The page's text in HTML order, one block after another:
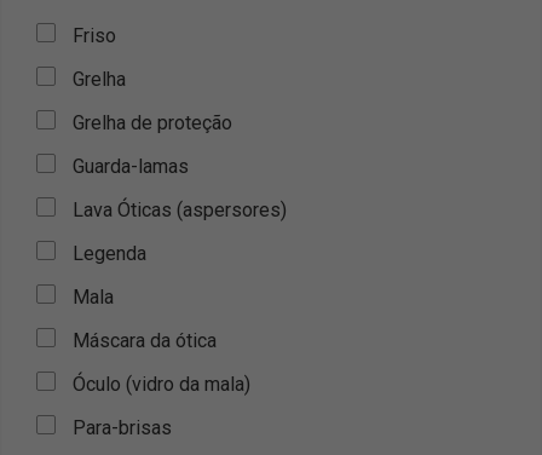
Friso
Grelha
Grelha de proteção
Guarda-lamas
Lava Óticas (aspersores)
Legenda
Mala
Máscara da ótica
Óculo (vidro da mala)
Para-brisas